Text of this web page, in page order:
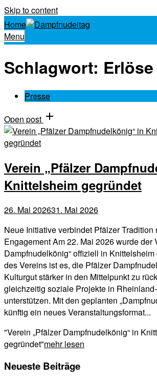
Skip to content
Home
Menu
Schlagwort: Erlöse
Presse
Open post
Verein „Pfälzer
Knittelsheim gegründet
26. Mai 202631. Mai 2026
Neue Initiative verbindet Pfälzer Tradition
Engagement Am 22. Mai 2026 wurde der
Dampfnudelkönig“ offiziell in
des Vereins ist es, die Pfälzer
Kulturgut stärker in den Mittelpunkt zu
gleichzeitig soziale Projekte in
unterstützen. Mit den geplanten
künftig ein neues Veranstaltungsformat...
"Verein „Pfälzer Dampfnudelkönig“ in
gegründet"mehr lesen
Neueste Beiträge